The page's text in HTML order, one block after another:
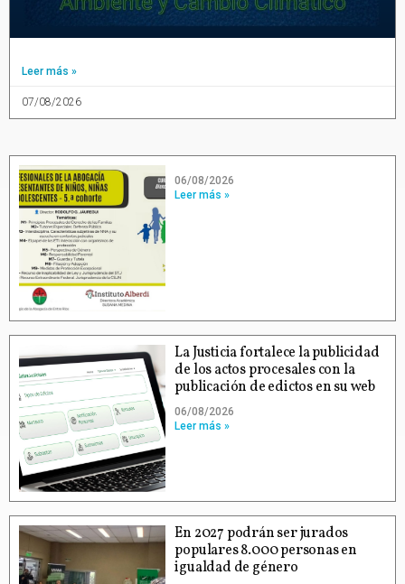
Leer más »
07/08/2026
06/08/2026
Leer más »
La Justicia fortalece la publicidad
de los actos procesales con la
publicación de edictos en su web
06/08/2026
Leer más »
En 2027 podrán ser jurados
populares 8.000 personas en
igualdad de género